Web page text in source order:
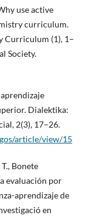
use active
curriculum.
Curriculum (1), 1–
Society.
Dialektika:
2(3), 17–26.
article/view/15
Bonete
evaluación por
aprendizaje de
en